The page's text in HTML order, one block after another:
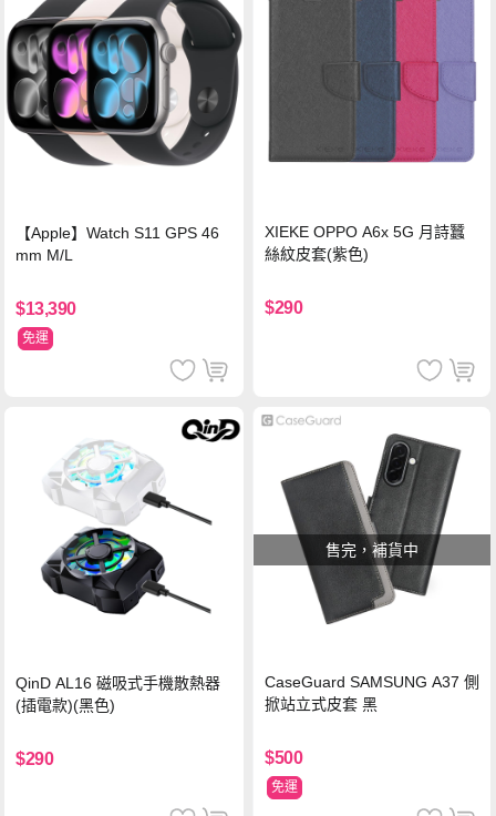
【Apple】Watch S11 GPS 46
mm M/L
$13,390
免運
XIEKE OPPO A6x 5G 月詩蠶
絲紋皮套(紫色)
$290
QinD AL16 磁吸式手機散熱器
(插電款)(黑色)
$290
售完，補貨中
CaseGuard SAMSUNG A37 側
掀站立式皮套 黑
$500
免運